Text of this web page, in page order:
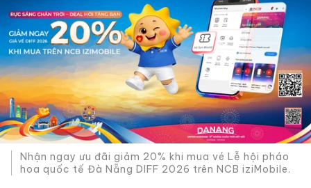
Nhận ngay ưu đãi giảm 20% khi mua vé Lễ hội pháo
hoa quốc tế Đà Nẵng DIFF 2026 trên NCB iziMobile.